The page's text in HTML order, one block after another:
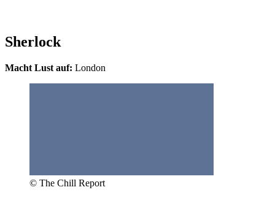
Sherlock
Macht Lust auf: London
© The Chill Report